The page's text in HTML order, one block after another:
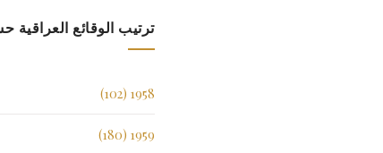
ترتيب الوقائع
1958 (102)
1959 (180)